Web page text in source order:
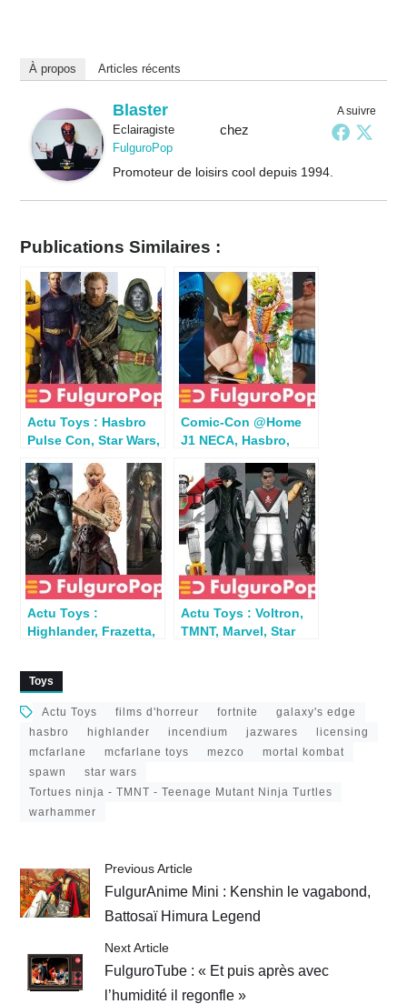
À propos Articles récents
A suivre
Blaster
Eclairagistechez
FulguroPop
Promoteur de loisirs cool depuis 1994.
Publications Similaires :
Actu Toys : Hasbro
Pulse Con, Star Wars,
Boys
Comic-Con @Home
J1 NECA, Hasbro,
Storm…
Actu Toys :
Highlander, Frazetta,
Actu Toys : Voltron,
TMNT, Marvel, Star
Toys
Actu Toys films d'horreur fortnite
galaxy's edge
hasbro
highlander incendium jazwares
licensing
mcfarlane
mcfarlane toys mezco
mortal kombat
spawn
star wars
Tortues ninja - TMNT - Teenage Mutant Ninja Turtles
warhammer
Previous Article
FulgurAnime Mini : Kenshin le vagabond,
Battosaï Himura Legend
Next Article
FulguroTube : « Et puis après avec
l’humidité il regonfle »